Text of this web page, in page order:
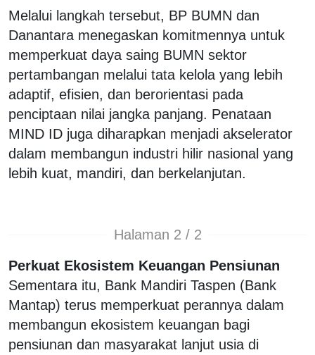
Melalui langkah tersebut, BP BUMN dan
Danantara menegaskan komitmennya untuk
memperkuat daya saing BUMN sektor
pertambangan melalui tata kelola yang lebih
adaptif, efisien, dan berorientasi pada
penciptaan nilai jangka panjang. Penataan
MIND ID juga diharapkan menjadi akselerator
dalam membangun industri hilir nasional yang
lebih kuat, mandiri, dan berkelanjutan.
Halaman 2 / 2
Perkuat Ekosistem Keuangan Pensiunan
Sementara itu, Bank Mandiri Taspen (Bank
Mantap) terus memperkuat perannya dalam
membangun ekosistem keuangan bagi
pensiunan dan masyarakat lanjut usia di